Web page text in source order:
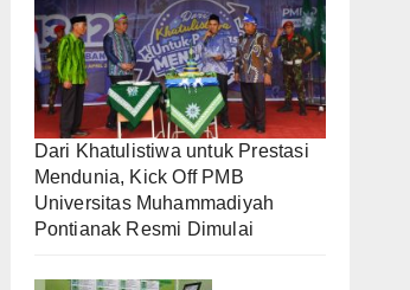
Dari Khatulistiwa untuk Prestasi
Mendunia, Kick Off PMB
Universitas Muhammadiyah
Pontianak Resmi Dimulai